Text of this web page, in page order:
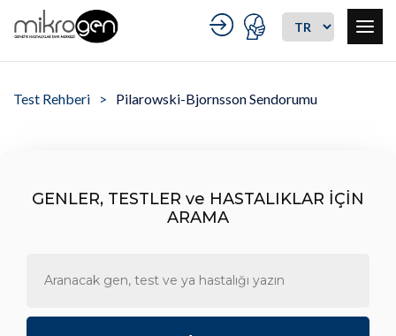
Test Rehberi Pilarowski-Bjornsson Sendorumu
GENLER, TESTLER ve HASTALIKLAR İÇİN
ARAMA